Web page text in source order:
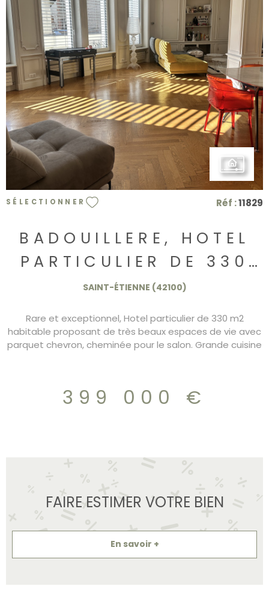
VOIR LE BIEN
SÉLECTIONNER Réf :11829
BADOUILLERE, HOTEL
PARTICULIER DE 330
M2 399.000€
SAINT-ÉTIENNE (42100)
Rare et exceptionnel, Hotel particulier de 330 m2
habitable proposant de très beaux espaces de vie avec
parquet chevron, cheminée pour le salon. Grande cuisine
m2 et une chambre avec salle d'eau. Garage en rez de
399 000 €
FAIRE ESTIMER VOTRE BIEN
En savoir +